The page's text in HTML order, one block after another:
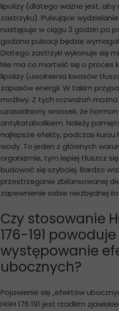
lipolizy (dlatego ważne jest,
zastrzyku). Pulsujące
następuje w ciągu 3 godzin po
godzina pulsacji będzie
Dlatego zastrzyki wykonuje się
Nie ma co martwić się o proces
lipolizy (uwolnienia kwasów
zapasów energii. W takim
możliwy. Z tych rozważań
uzasadniony wniosek, że
antykatabolikiem. Należy
najlepsze efekty, podczas kursu
wody. To jeden z głównych
organizmie, tym lepiej tłuszcz
budować się szybciej. Bardzo
przestrzeganie zbilansowanej
zapewnienie sobie niezbędnej
Czy stosowanie
176-191 powoduje
występowanie
ubocznych?
Pojawienie się „efektów
HGH 176 191 jest rzadkim